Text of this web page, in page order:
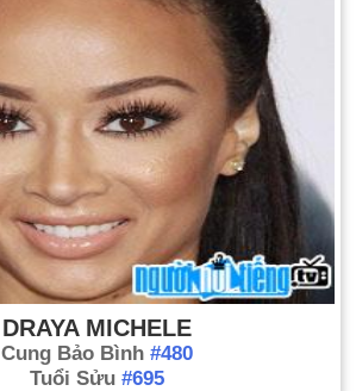
DRAYA MICHELE
Cung Bảo Bình #480
Tuổi Sửu #695